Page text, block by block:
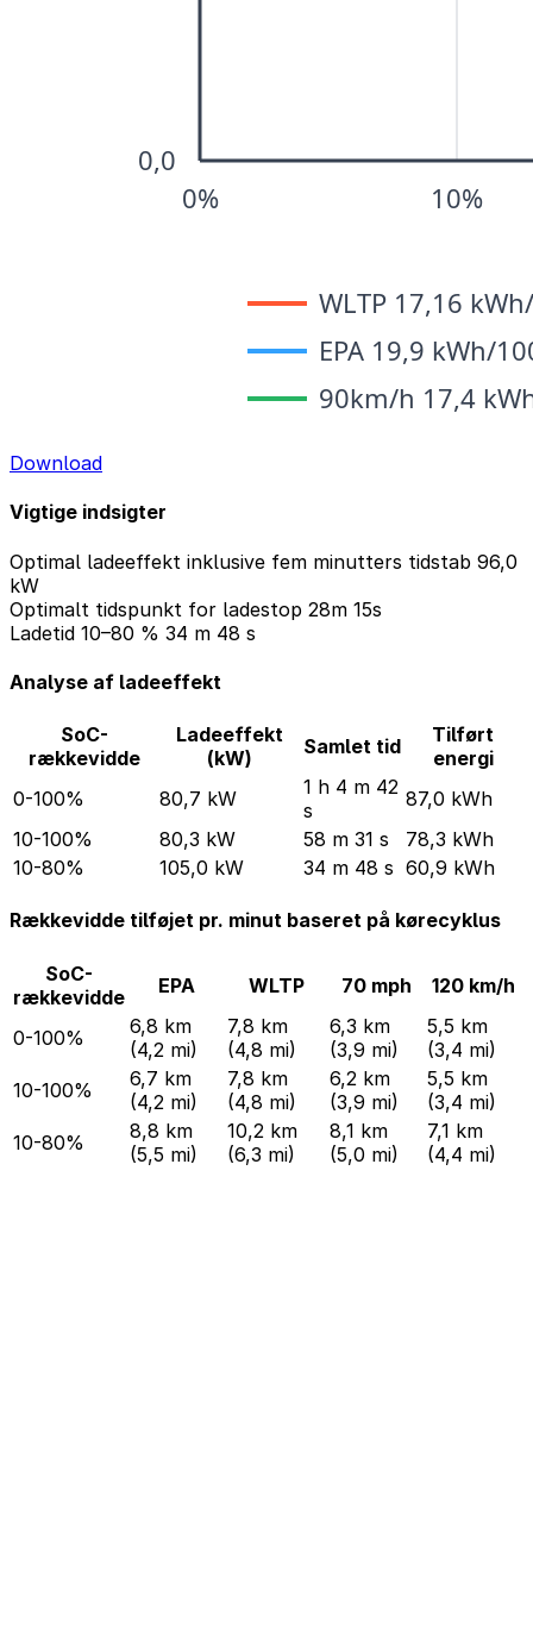
Download
Vigtige indsigter
Optimal ladeeffekt inklusive fem minutters tidstab 96,0
kW
Optimalt tidspunkt for ladestop 28m 15s
Ladetid 10–80 % 34 m 48 s
Analyse af ladeeffekt
SoC-
rækkevidde
Ladeeffekt
(kW)
Samlet tid
Tilført
energi
0-100%
80,7 kW
1 h 4 m 42
s
87,0 kWh
10-100%
80,3 kW 58 m 31 s
78,3 kWh
10-80%
105,0 kW 34 m 48 s 60,9 kWh
Rækkevidde tilføjet pr. minut baseret på kørecyklus
SoC-
rækkevidde
EPA WLTP 70 mph 120 km/h
0-100%
6,8 km
(4,2 mi)
7,8 km
(4,8 mi)
6,3 km
(3,9 mi)
5,5 km
(3,4 mi)
10-100%
6,7 km
(4,2 mi)
7,8 km
(4,8 mi)
6,2 km
(3,9 mi)
5,5 km
(3,4 mi)
10-80%
8,8 km
(5,5 mi)
10,2 km
(6,3 mi)
8,1 km
(5,0 mi)
7,1 km
(4,4 mi)